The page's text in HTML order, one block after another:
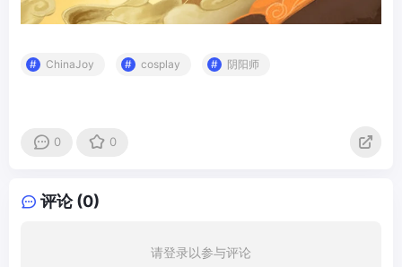
ChinaJoy cosplay 阴阳师
0 0
评论 (0)
请登录以参与评论